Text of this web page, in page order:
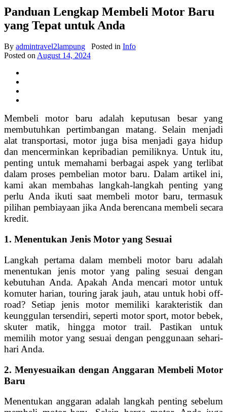
Panduan Lengkap Membeli Motor Baru
yang Tepat untuk Anda
By admintravel2lampung Posted in Info
Posted onAugust 14, 2024
Membeli motor baru adalah keputusan besar yang
membutuhkan pertimbangan matang. Selain menjadi
alat transportasi, motor juga bisa menjadi gaya hidup
dan mencerminkan kepribadian pemiliknya. Untuk itu,
penting untuk memahami berbagai aspek yang terlibat
dalam proses pembelian motor baru. Dalam artikel ini,
kami akan membahas langkah-langkah penting yang
perlu Anda ikuti saat membeli motor baru, termasuk
pilihan pembiayaan jika Anda berencana membeli secara
kredit.
1. Menentukan Jenis Motor yang Sesuai
Langkah pertama dalam membeli motor baru adalah
menentukan jenis motor yang paling sesuai dengan
kebutuhan Anda. Apakah Anda mencari motor untuk
komuter harian, touring jarak jauh, atau untuk hobi off-
road? Setiap jenis motor memiliki karakteristik dan
keunggulan tersendiri, seperti motor sport, motor bebek,
skuter matik, hingga motor trail. Pastikan untuk
memilih motor yang sesuai dengan penggunaan sehari-
hari Anda.
2. Menyesuaikan dengan Anggaran Membeli Motor
Baru
Menentukan anggaran adalah langkah penting sebelum